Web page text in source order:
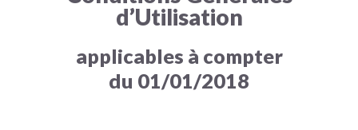
d’Utilisation
applicables à compter
du 01/01/2018